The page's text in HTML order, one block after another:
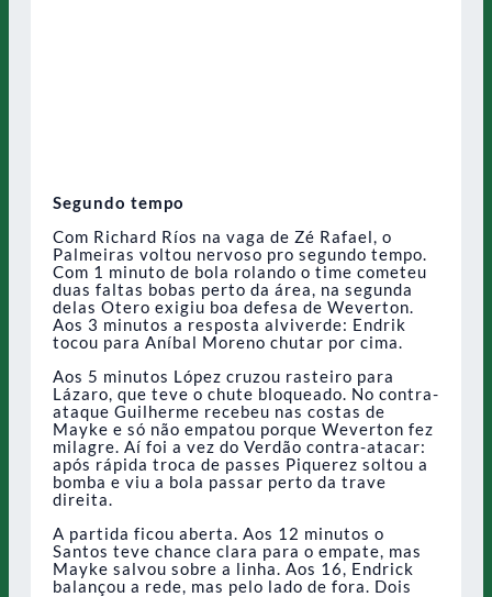
Segundo tempo
Com Richard Ríos na vaga de Zé Rafael, o
Palmeiras voltou nervoso pro segundo tempo.
Com 1 minuto de bola rolando o time cometeu
duas faltas bobas perto da área, na segunda
delas Otero exigiu boa defesa de Weverton.
Aos 3 minutos a resposta alviverde: Endrik
tocou para Aníbal Moreno chutar por cima.
Aos 5 minutos López cruzou rasteiro para
Lázaro, que teve o chute bloqueado. No contra-
ataque Guilherme recebeu nas costas de
Mayke e só não empatou porque Weverton fez
milagre. Aí foi a vez do Verdão contra-atacar:
após rápida troca de passes Piquerez soltou a
bomba e viu a bola passar perto da trave
direita.
A partida ficou aberta. Aos 12 minutos o
Santos teve chance clara para o empate, mas
Mayke salvou sobre a linha. Aos 16, Endrick
balançou a rede, mas pelo lado de fora. Dois